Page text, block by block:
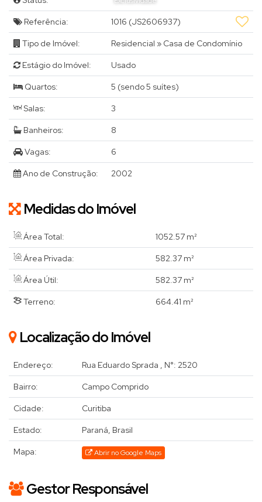
Referência: 1016 (JS2606937)
Tipo de Imóvel: Residencial » Casa de Condomínio
Estágio do Imóvel: Usado
Quartos: 5 (sendo 5 suítes)
Salas: 3
Banheiros: 8
Vagas: 6
Ano de Construção: 2002
Medidas do Imóvel
Área Total: 1052.57 m²
Área Privada: 582.37 m²
Área Útil: 582.37 m²
Terreno: 664.41 m²
Localização do Imóvel
Endereço: Rua Eduardo Sprada , N°: 2520
Bairro: Campo Comprido
Cidade: Curitiba
Estado: Paraná, Brasil
Mapa: Abrir no Google Maps
Gestor Responsável